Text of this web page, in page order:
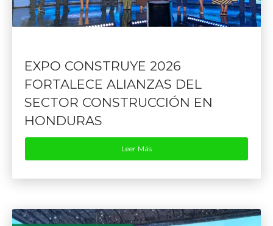
EXPO CONSTRUYE 2026
FORTALECE ALIANZAS DEL
SECTOR CONSTRUCCIÓN EN
HONDURAS
Leer Más